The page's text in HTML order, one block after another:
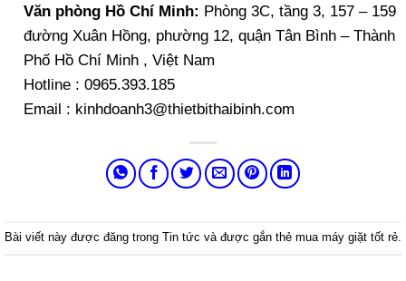
Văn phòng Hồ Chí Minh: Phòng 3C, tầng 3, 157 – 159
đường Xuân Hồng, phường 12, quận Tân Bình – Thành
Phố Hồ Chí Minh , Việt Nam
Hotline : 0965.393.185
Email : kinhdoanh3@thietbithaibinh.com
Bài viết này được đăng trong Tin tức và được gắn thẻ mua máy giặt tốt rẻ.